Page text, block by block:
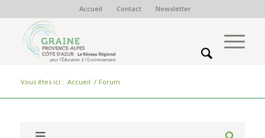
Accueil Contact Newsletter
Vous êtes ici : Accueil / Forum